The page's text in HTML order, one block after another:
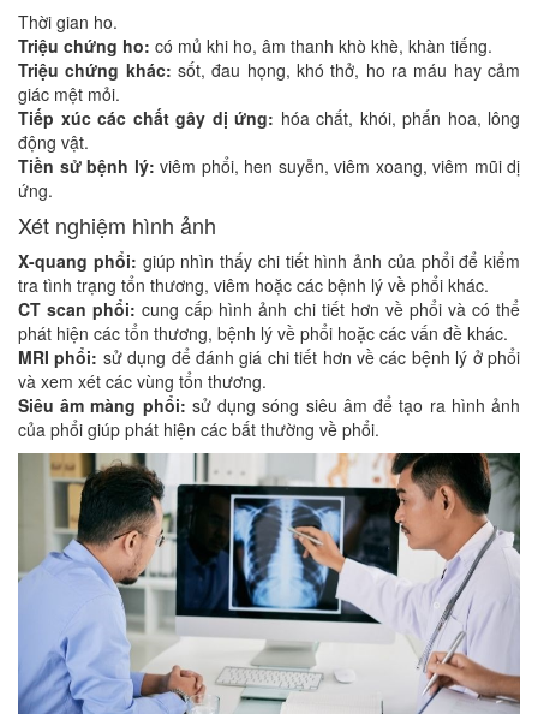
Thời gian ho.
Triệu chứng ho: có mủ khi ho, âm thanh khò khè, khàn tiếng.
Triệu chứng khác: sốt, đau họng, khó thở, ho ra máu hay cảm
giác mệt mỏi.
Tiếp xúc các chất gây dị ứng: hóa chất, khói, phấn hoa, lông
động vật.
Tiền sử bệnh lý: viêm phổi, hen suyễn, viêm xoang, viêm mũi dị
ứng.
Xét nghiệm hình ảnh
X-quang phổi: giúp nhìn thấy chi tiết hình ảnh của phổi để kiểm
tra tình trạng tổn thương, viêm hoặc các bệnh lý về phổi khác.
CT scan phổi: cung cấp hình ảnh chi tiết hơn về phổi và có thể
phát hiện các tổn thương, bệnh lý về phổi hoặc các vấn đề khác.
MRI phổi: sử dụng để đánh giá chi tiết hơn về các bệnh lý ở phổi
và xem xét các vùng tổn thương.
Siêu âm màng phổi: sử dụng sóng siêu âm để tạo ra hình ảnh
của phổi giúp phát hiện các bất thường về phổi.